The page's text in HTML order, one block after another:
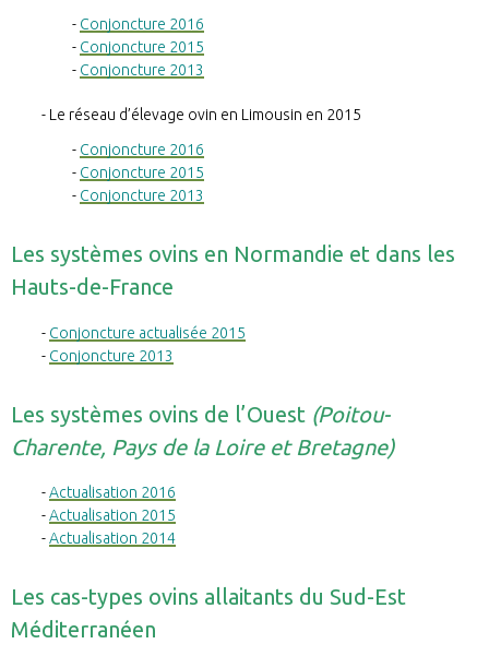
Conjoncture 2016
Conjoncture 2015
Conjoncture 2013
Le réseau d’élevage ovin en Limousin en 2015
Conjoncture 2016
Conjoncture 2015
Conjoncture 2013
Les systèmes ovins en Normandie et dans les
Hauts-de-France
Conjoncture actualisée 2015
Conjoncture 2013
Les systèmes ovins de l’Ouest (Poitou-
Charente, Pays de la Loire et Bretagne)
Actualisation 2016
Actualisation 2015
Actualisation 2014
Les cas-types ovins allaitants du Sud-Est
Méditerranéen